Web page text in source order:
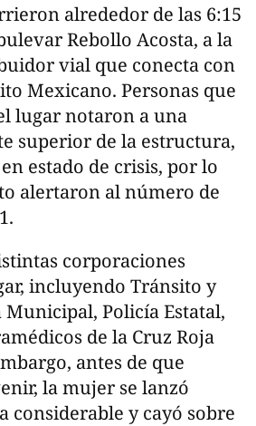
alrededor de las 6:15
Rebollo Acosta, a la
vial que conecta con
Mexicano. Personas que
lugar notaron a una
superior de la estructura,
estado de crisis, por lo
alertaron al número de
corporaciones
incluyendo Tránsito y
Policía Estatal,
de la Cruz Roja
antes de que
la mujer se lanzó
considerable y cayó sobre